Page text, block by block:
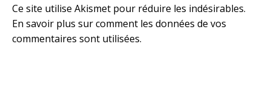
Ce site utilise Akismet pour réduire les indésirables.
En savoir plus sur comment les données de vos
commentaires sont utilisées.